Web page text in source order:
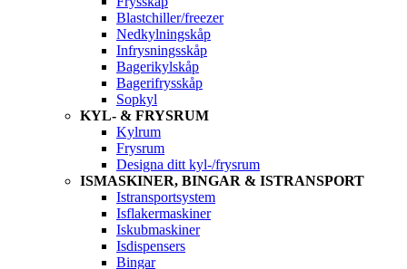
Blastchiller/freezer
Nedkylningskåp
Infrysningsskåp
Bagerikylskåp
Bagerifrysskåp
Sopkyl
KYL- & FRYSRUM
Kylrum
Frysrum
Designa ditt kyl-/frysrum
ISMASKINER, BINGAR & ISTRANSPORT
Istransportsystem
Isflakermaskiner
Iskubmaskiner
Isdispensers
Bingar